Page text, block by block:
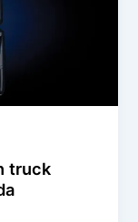
truck